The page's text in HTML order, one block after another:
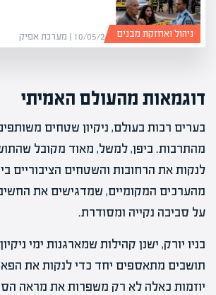
10/05/26 | מערכת אפיק ניהול ואחזקת מבנים
דוגמאות מהעולם האמיתי
בערים רבות בעולם, ניקיון שטחים
מהתרבות. ביפן, למשל, מאוד מקובל
לנקות את הרחובות והשטחים הציבוריים
מהערכים המקומיים, שמדגישים את
על סביבה נקייה ומסודרת.
בניו יורק, ישנן קהילות שמארגנות ימי
תושבים מתאספים יחד כדי לנקות את
יוזמות כאלה לא רק משפרות את מראה